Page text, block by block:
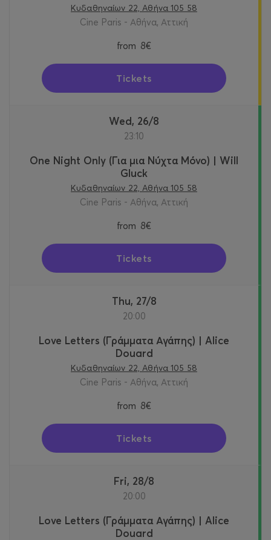
Κυδαθηναίων 22, Αθήνα 105 58
Cine Paris - Αθήνα, Αττική
from 8€
Tickets
Wed, 26/8
23:10
One Night Only (Για μια Νύχτα Μόνο) | Will
Gluck
Κυδαθηναίων 22, Αθήνα 105 58
Cine Paris - Αθήνα, Αττική
from 8€
Tickets
Thu, 27/8
20:00
Love Letters (Γράμματα Αγάπης) | Alice
Douard
Κυδαθηναίων 22, Αθήνα 105 58
Cine Paris - Αθήνα, Αττική
from 8€
Tickets
Fri, 28/8
20:00
Love Letters (Γράμματα Αγάπης) | Alice
Douard